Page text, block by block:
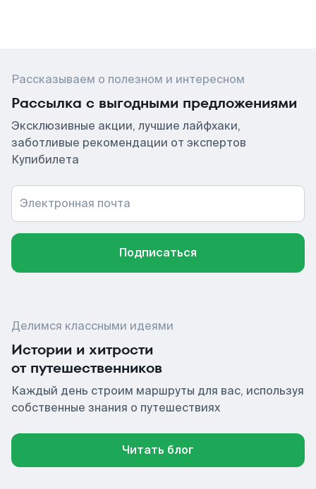
Рассказываем о полезном и интересном
Рассылка с выгодными предложениями
Эксклюзивные акции, лучшие лайфхаки,
заботливые рекомендации от экспертов
Купибилета
Электронная почта
Подписаться
Делимся классными идеями
Истории и хитрости
от путешественников
Каждый день строим маршруты для вас, используя
собственные знания о путешествиях
Читать блог